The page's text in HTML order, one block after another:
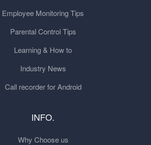
Employee Monitoring Tips
Parental Control Tips
Learning & How to
Industry News
Call recorder for Android
INFO.
Why Choose us